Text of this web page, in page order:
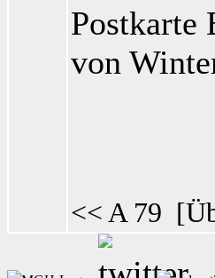
Postkarte
von
<< A 79 [